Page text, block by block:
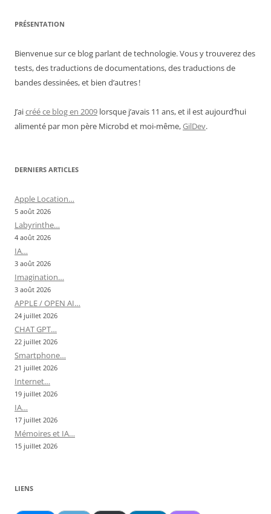
PRÉSENTATION
Bienvenue sur ce blog parlant de technologie. Vous y trouverez des
tests, des traductions de documentations, des traductions de
bandes dessinées, et bien d’autres !
J’aicréé ce blog en 2009 lorsque j’avais 11 ans, et il est aujourd’hui
alimenté par mon père Microbd et moi-même,GilDev.
DERNIERS ARTICLES
Apple Location…
5 août 2026
Labyrinthe…
4 août 2026
IA…
3 août 2026
Imagination…
3 août 2026
APPLE / OPEN AI…
24 juillet 2026
CHAT GPT…
22 juillet 2026
Smartphone…
21 juillet 2026
Internet…
19 juillet 2026
IA…
17 juillet 2026
Mémoires et IA…
15 juillet 2026
LIENS